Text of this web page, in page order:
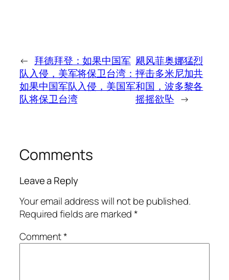
← 拜德拜登：如果中国军
队入侵，美军将保卫台湾：
如果中国军队入侵，美国军
队将保卫台湾
飓风菲奥娜猛烈
抨击多米尼加共
和国，波多黎各
摇摇欲坠 →
Comments
Leave a Reply
Your email address will not be published.
Required fields are marked*
Comment*